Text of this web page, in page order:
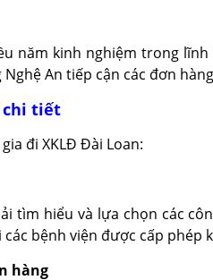
năm kinh nghiệm trong
An tiếp cận các đơn
chi tiết
đi XKLĐ Đài Loan:
tìm hiểu và lựa chọn các
bệnh viện được cấp phép
hàng